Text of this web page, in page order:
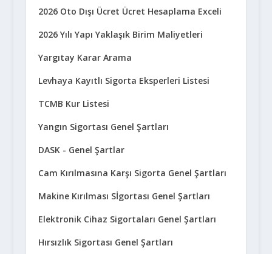
2026 Oto Dışı Ücret Ücret Hesaplama Exceli
2026 Yılı Yapı Yaklaşık Birim Maliyetleri
Yargıtay Karar Arama
Levhaya Kayıtlı Sigorta Eksperleri Listesi
TCMB Kur Listesi
Yangın Sigortası Genel Şartları
DASK - Genel Şartlar
Cam Kırılmasına Karşı Sigorta Genel Şartları
Makine Kırılması Sİgortası Genel Şartları
Elektronik Cihaz Sigortaları Genel Şartları
Hırsızlık Sigortası Genel Şartları